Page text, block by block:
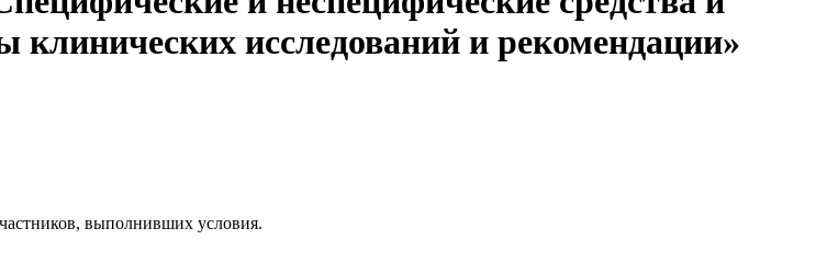
исследований и рекомендации»
выполнивших условия.